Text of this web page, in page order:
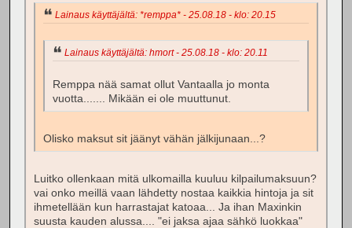
Lainaus käyttäjältä: *remppa* - 25.08.18 - klo: 20.15
Lainaus käyttäjältä: hmort - 25.08.18 - klo: 20.11
Remppa nää samat ollut Vantaalla jo monta
vuotta....... Mikään ei ole muuttunut.
Olisko maksut sit jäänyt vähän jälkijunaan...?
Luitko ollenkaan mitä ulkomailla kuuluu kilpailumaksuun?
vai onko meillä vaan lähdetty nostaa kaikkia hintoja ja sit
ihmetellään kun harrastajat katoaa... Ja ihan Maxinkin
suusta kauden alussa.... "ei jaksa ajaa sähkö luokkaa"